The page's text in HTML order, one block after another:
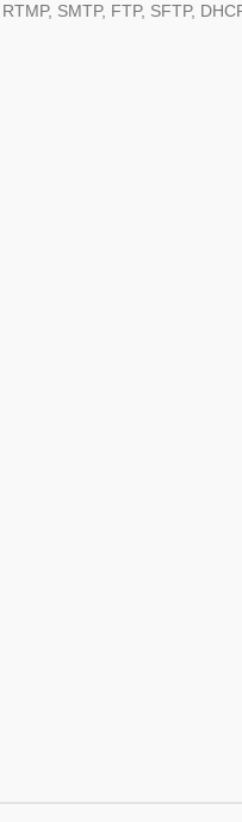
SMTP, FTP, SFTP,